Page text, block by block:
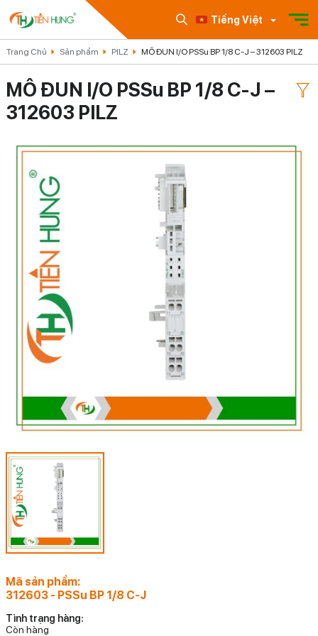
Tiếng Việt
Trang Chủ Sản phẩm PILZ MÔ ĐUN I/O PSSu BP 1/8 C-J – 312603 PILZ
MÔ ĐUN I/O PSSu BP 1/8 C-J –
312603 PILZ
Mã sản phẩm:
312603 - PSSu BP 1/8 C-J
Tình trạng hàng:
Còn hàng